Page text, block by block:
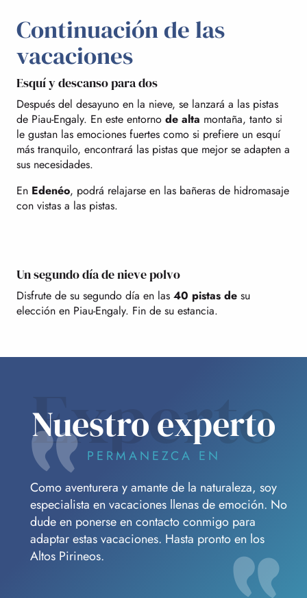
Continuación de las
vacaciones
Esquí y descanso para dos
Después del desayuno en la nieve, se lanzará a las pistas
de Piau-Engaly. En este entorno de alta montaña, tanto si
le gustan las emociones fuertes como si prefiere un esquí
más tranquilo, encontrará las pistas que mejor se adapten a
sus necesidades.
En Edenéo, podrá relajarse en las bañeras de hidromasaje
con vistas a las pistas.
Un segundo día de nieve polvo
Disfrute de su segundo día en las 40 pistas de su
elección en Piau-Engaly. Fin de su estancia.
Experto
Nuestro experto
PERMANEZCA EN
Como aventurera y amante de la naturaleza, soy
especialista en vacaciones llenas de emoción. No
dude en ponerse en contacto conmigo para
adaptar estas vacaciones. Hasta pronto en los
Altos Pirineos.